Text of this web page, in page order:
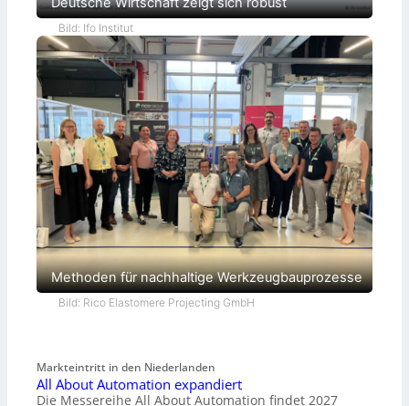
Bild: Ifo Institut
Methoden für nachhaltige Werkzeugbauprozesse
Bild: Rico Elastomere Projecting GmbH
Markteintritt in den Niederlanden
All About Automation expandiert
Die Messereihe All About Automation findet 2027